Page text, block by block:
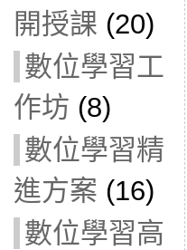
開授課 (20)
數位學習工
作坊 (8)
數位學習精
進方案 (16)
數位學習高